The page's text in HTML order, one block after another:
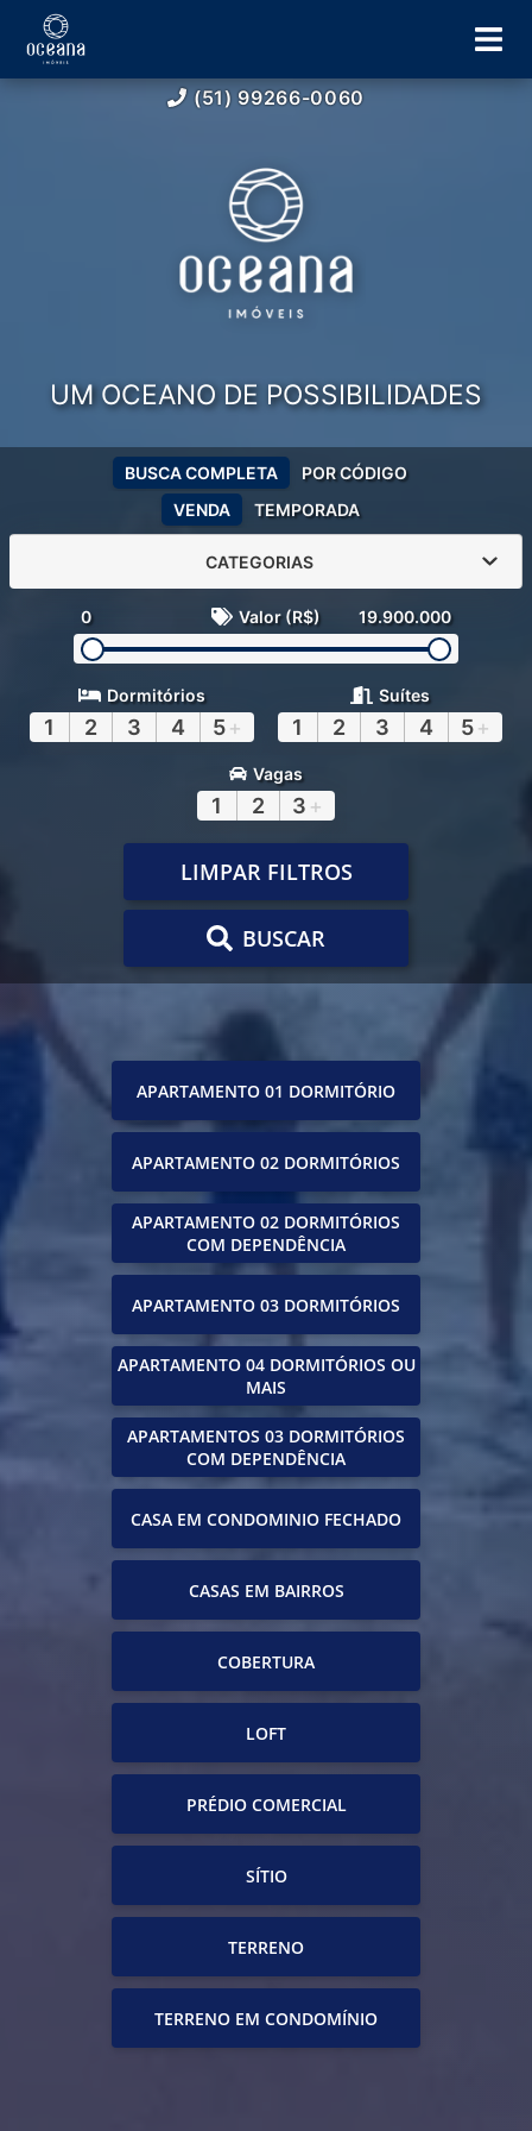
(51) 99266-0060
UM OCEANO DE POSSIBILIDADES
VENDA TEMPORADA
BUSCA COMPLETA POR CÓDIGO
CATEGORIAS
0 Valor (R$) 19.900.000
Dormitórios
1 2 3 4 5+
Suítes
1 2 3 4 5+
Vagas
1 2 3 +
LIMPAR FILTROS
BUSCAR
APARTAMENTO 01 DORMITÓRIO
APARTAMENTO 02 DORMITÓRIOS
APARTAMENTO 02 DORMITÓRIOS
COM DEPENDÊNCIA
APARTAMENTO 03 DORMITÓRIOS
APARTAMENTO 04 DORMITÓRIOS OU
MAIS
APARTAMENTOS 03 DORMITÓRIOS
COM DEPENDÊNCIA
CASA EM CONDOMINIO FECHADO
CASAS EM BAIRROS
COBERTURA
LOFT
PRÉDIO COMERCIAL
SÍTIO
TERRENO
TERRENO EM CONDOMÍNIO